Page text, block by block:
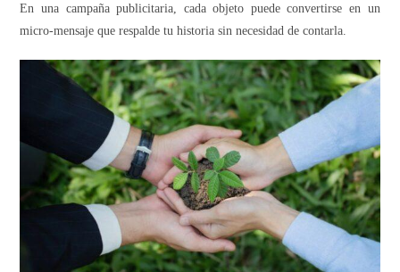
En una campaña publicitaria, cada objeto puede convertirse en un
micro-mensaje que respalde tu historia sin necesidad de contarla.